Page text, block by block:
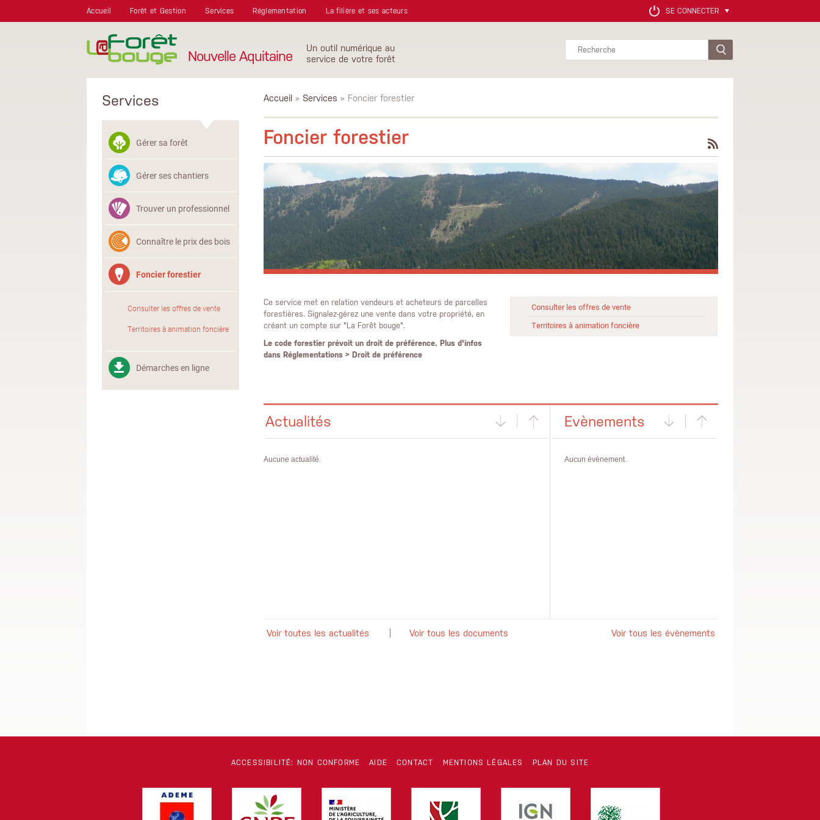
Accueil
Forêt et Gestion Services Réglementation La filière et ses acteurs SE CONNECTER
Nouvelle Aquitaine
Un outil numérique au
service de votre forêt
Rechercher
Services
Gérer sa forêt
Gérer ses chantiers
Trouver un professionnel
Connaître le prix des bois
Foncier forestier
Consulter les offres de vente
Territoires à animation foncière
Démarches en ligne
Accueil » Services » Foncier forestier
Foncier forestier
Ce service met en relation vendeurs et acheteurs de parcelles
forestières. Signalez-gérez une vente dans votre propriété, en
créant un compte sur "La Forêt bouge".
Le code forestier prévoit un droit de préférence. Plus d'infos
dans Réglementations > Droit de préférence
Consulter les offres de vente
Territoires à animation foncière
Actualités
Aucune actualité.
Voir toutes les actualités Voir tous les documents
Evènements
Aucun évènement.
Voir tous les évènements
ACCESSIBILITÉ: NON CONFORME AIDE CONTACT MENTIONS LÉGALES PLAN DU SITE